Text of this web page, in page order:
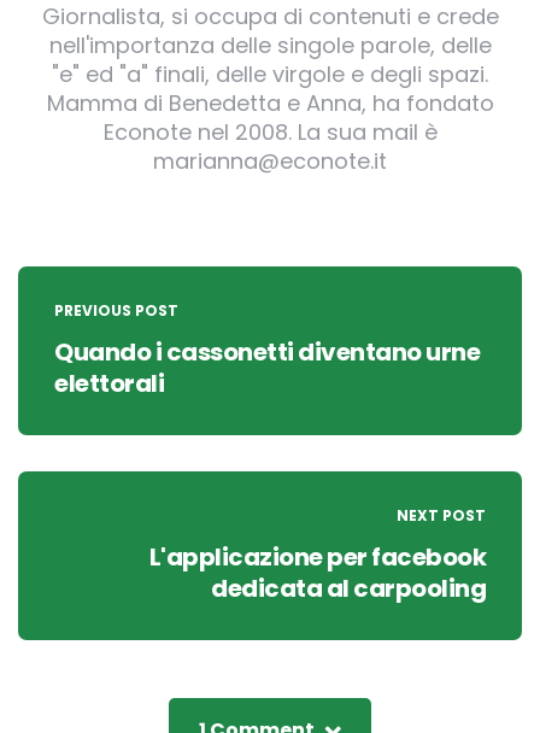
Giornalista, si occupa di contenuti e crede
nell'importanza delle singole parole, delle
"e" ed "a" finali, delle virgole e degli spazi.
Mamma di Benedetta e Anna, ha fondato
Econote nel 2008. La sua mail è
marianna@econote.it
Post
navigation
PREVIOUS POST
Quando i cassonetti diventano urne
elettorali
NEXT POST
L'applicazione per facebook
dedicata al carpooling